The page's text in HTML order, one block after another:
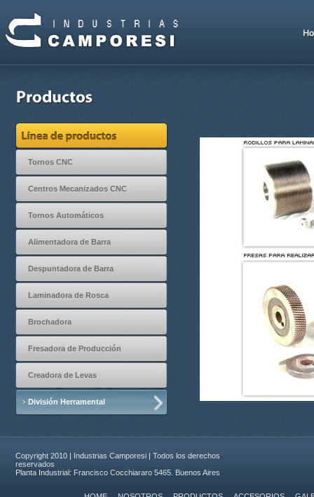
Tornos CNC
Centros Mecanizados CNC
Tornos Automáticos
Alimentadora de Barra
Despuntadora de Barra
Laminadora de Rosca
Brochadora
Fresadora de Producción
Creadora de Levas
División Herramental
Copyright 2010 | Industrias Camporesi | Todos los derechos
reservados
Planta Industrial: Francisco Cocchiararo 5465. Buenos Aires